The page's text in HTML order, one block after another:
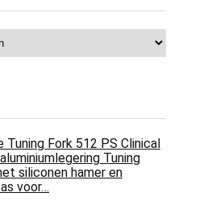
Tuning Fork 512 PS Clinical
Tuning
siliconen hamer en
voor…